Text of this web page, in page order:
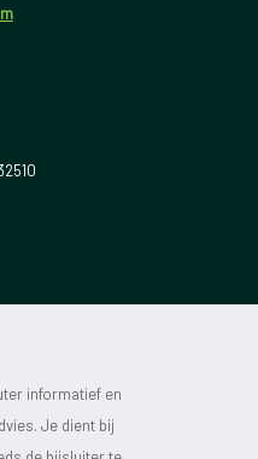
informatief en
Je dient bij